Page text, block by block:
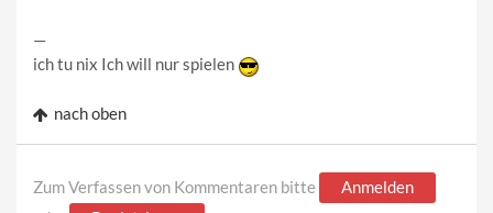
—
ich tu nix Ich will nur spielen
nach oben
Zum Verfassen von Kommentaren bitte
Anmelden